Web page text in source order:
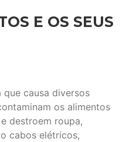
E OS SEUS
que causa diversos
os alimentos
destroem roupa,
cabos elétricos,